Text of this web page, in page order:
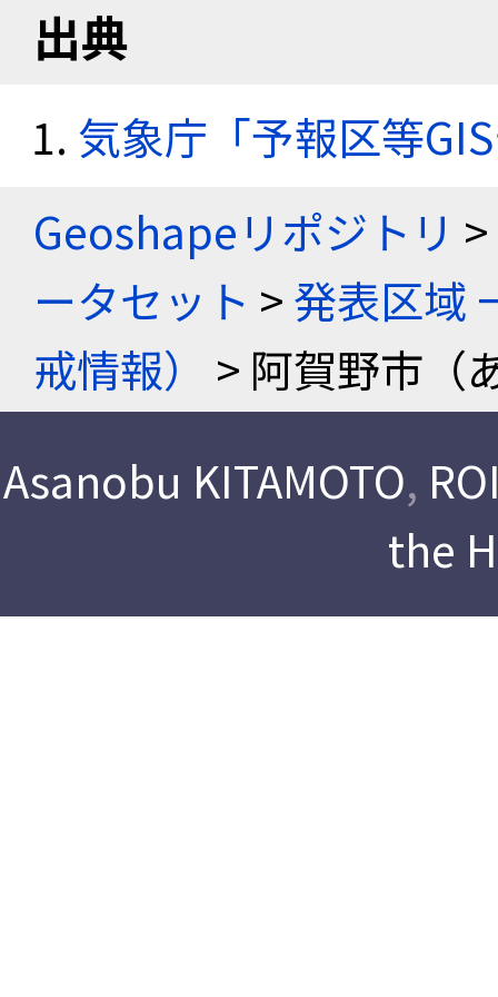
出典
気象庁「予報区等
Geoshapeリポジトリ >
ータセット >発表区域
戒情報）
> 阿賀野市（
Asanobu KITAMOTO,
the